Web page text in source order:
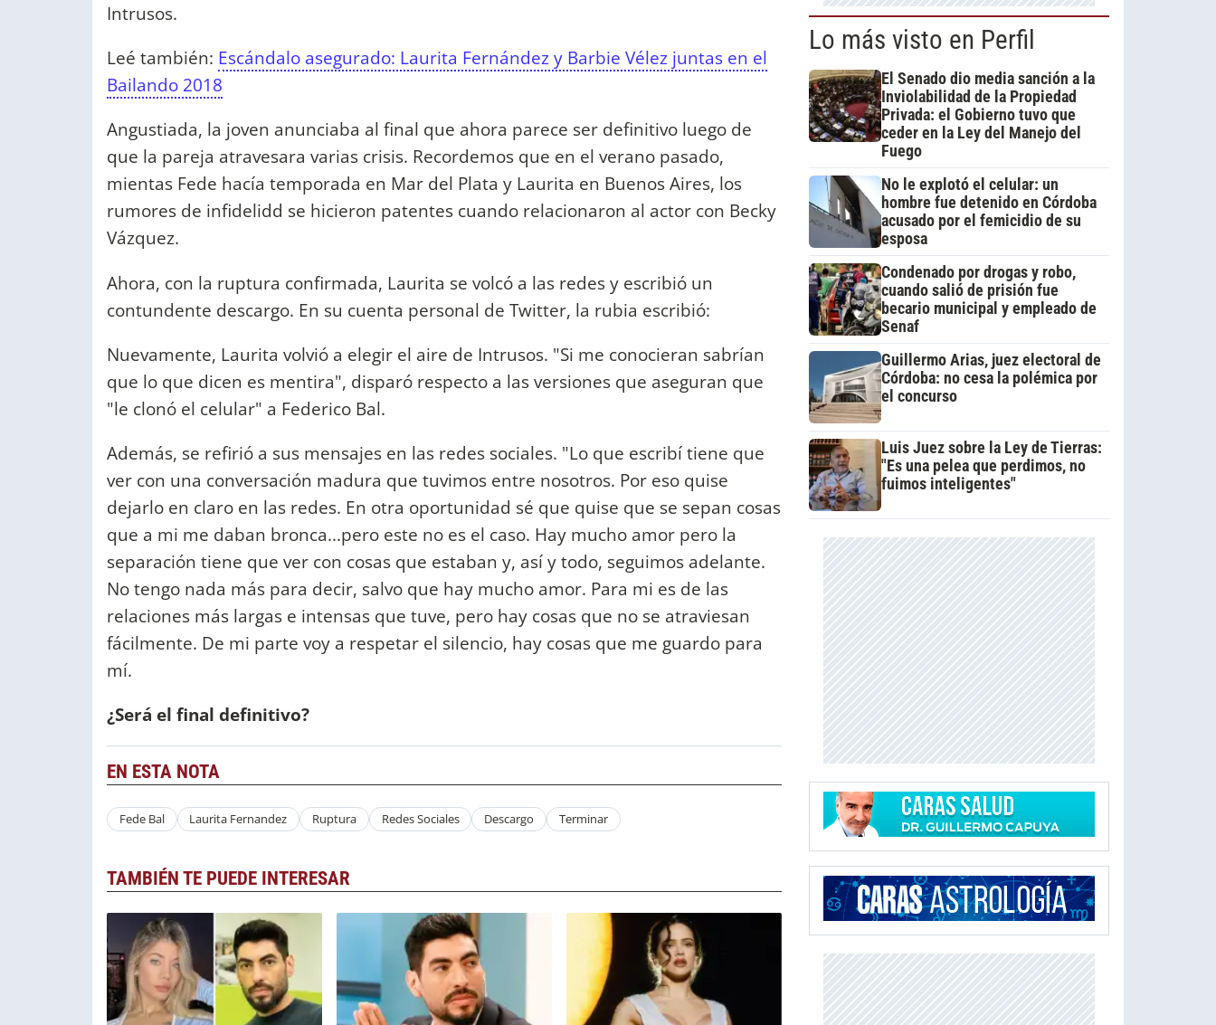
Intrusos.
Leé también: Escándalo asegurado: Laurita Fernández y Barbie Vélez juntas en el
Bailando 2018
Angustiada, la joven anunciaba al final que ahora parece ser definitivo luego de
que la pareja atravesara varias crisis. Recordemos que en el verano pasado,
mientas Fede hacía temporada en Mar del Plata y Laurita en Buenos Aires, los
rumores de infidelidd se hicieron patentes cuando relacionaron al actor con Becky
Vázquez.
Ahora, con la ruptura confirmada, Laurita se volcó a las redes y escribió un
contundente descargo. En su cuenta personal de Twitter, la rubia escribió:
Nuevamente, Laurita volvió a elegir el aire de Intrusos. "Si me conocieran sabrían
que lo que dicen es mentira", disparó respecto a las versiones que aseguran que
"le clonó el celular" a Federico Bal.
Además, se refirió a sus mensajes en las redes sociales. "Lo que escribí tiene que
ver con una conversación madura que tuvimos entre nosotros. Por eso quise
dejarlo en claro en las redes. En otra oportunidad sé que quise que se sepan cosas
que a mi me daban bronca...pero este no es el caso. Hay mucho amor pero la
separación tiene que ver con cosas que estaban y, así y todo, seguimos adelante.
No tengo nada más para decir, salvo que hay mucho amor. Para mi es de las
relaciones más largas e intensas que tuve, pero hay cosas que no se atraviesan
fácilmente. De mi parte voy a respetar el silencio, hay cosas que me guardo para
mí.
¿Será el final definitivo?
EN ESTA NOTA
Fede Bal Laurita Fernandez Ruptura Redes Sociales Descargo Terminar
TAMBIÉN TE PUEDE INTERESAR
Lo más visto en Perfil
El Senado dio media sanción a la
Inviolabilidad de la Propiedad
Privada: el Gobierno tuvo que
ceder en la Ley del Manejo del
Fuego
No le explotó el celular: un
hombre fue detenido en Córdoba
acusado por el femicidio de su
esposa
Condenado por drogas y robo,
cuando salió de prisión fue
becario municipal y empleado de
Senaf
Guillermo Arias, juez electoral de
Córdoba: no cesa la polémica por
el concurso
Luis Juez sobre la Ley de Tierras:
"Es una pelea que perdimos, no
fuimos inteligentes"